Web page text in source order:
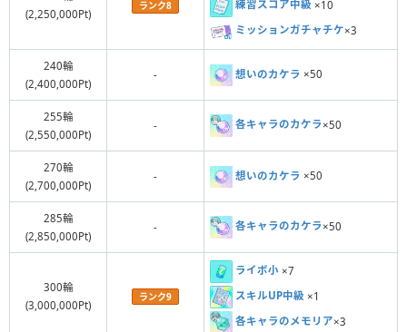
(2,250,000Pt)
ランク8
練習スコア中級 ×10
ミッションガチャチケ×3
240輪
(2,400,000Pt)
- 想いのカケラ ×50
255輪
(2,550,000Pt)
- 各キャラのカケラ×50
270輪
(2,700,000Pt)
- 想いのカケラ ×50
285輪
(2,850,000Pt)
- 各キャラのカケラ×50
300輪
(3,000,000Pt)
ランク9
ライボ小 ×7
スキルUP中級 ×1
各キャラのメモリア×3